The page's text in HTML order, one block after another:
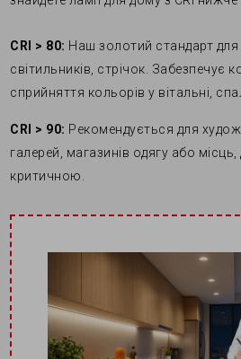
CRI > 80: Наш золотий стандарт
світильників, стрічок. Забезпечує
сприйняття кольорів у вітальні,
CRI > 90: Рекомендується для
галерей, магазинів одягу або
критичною.